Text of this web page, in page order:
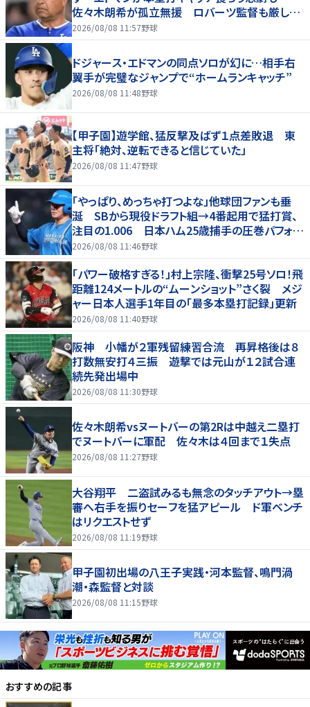
佐々木朗希が孤立無援 ロバーツ監督も厳しい
表情
2026/08/08 11:57野球
ドジャース・エドマンの同点ソロが幻に…相手右
翼手が完璧なジャンプで“ホームランキャッチ”
2026/08/08 11:48野球
【甲子園】遊学館、猛反撃及ばず１点差敗退 東
主将「絶対、逆転できると信じていた」
2026/08/08 11:47野球
「やっぱり、めっちゃ打つよな」他球団ファンも垂
涎 SBから現役ドラフト組→4番起用で猛打賞、
注目の1.006 日本ハム25歳捕手の圧巻パフォが
話題「しかし、どこで使うかだな」
2026/08/08 11:46野球
「パワー破格すぎる！」村上宗隆、衝撃25号ソロ！飛
距離124メートルの“ムーンショット”さく裂 メジ
ャー日本人選手1年目の「最多本塁打記録」更新
2026/08/08 11:40野球
阪神 小幡が２軍残留練習合流 再昇格後は８
打数無安打４三振 遊撃では元山が１２試合連
続先発出場中
2026/08/08 11:30野球
佐々木朗希vsヌートバーの第2Rは中越え二塁打
でヌートバーに軍配 佐々木は４回まで１失点
2026/08/08 11:27野球
大谷翔平 二盗試みるも無念のタッチアウト→塁
審へ右手を振りセーフを猛アピール ド軍ベンチ
はリクエストせず
2026/08/08 11:19野球
甲子園初出場の八王子実践・河本監督、鳴門渦
潮・森監督と対談
2026/08/08 11:15野球
おすすめの記事